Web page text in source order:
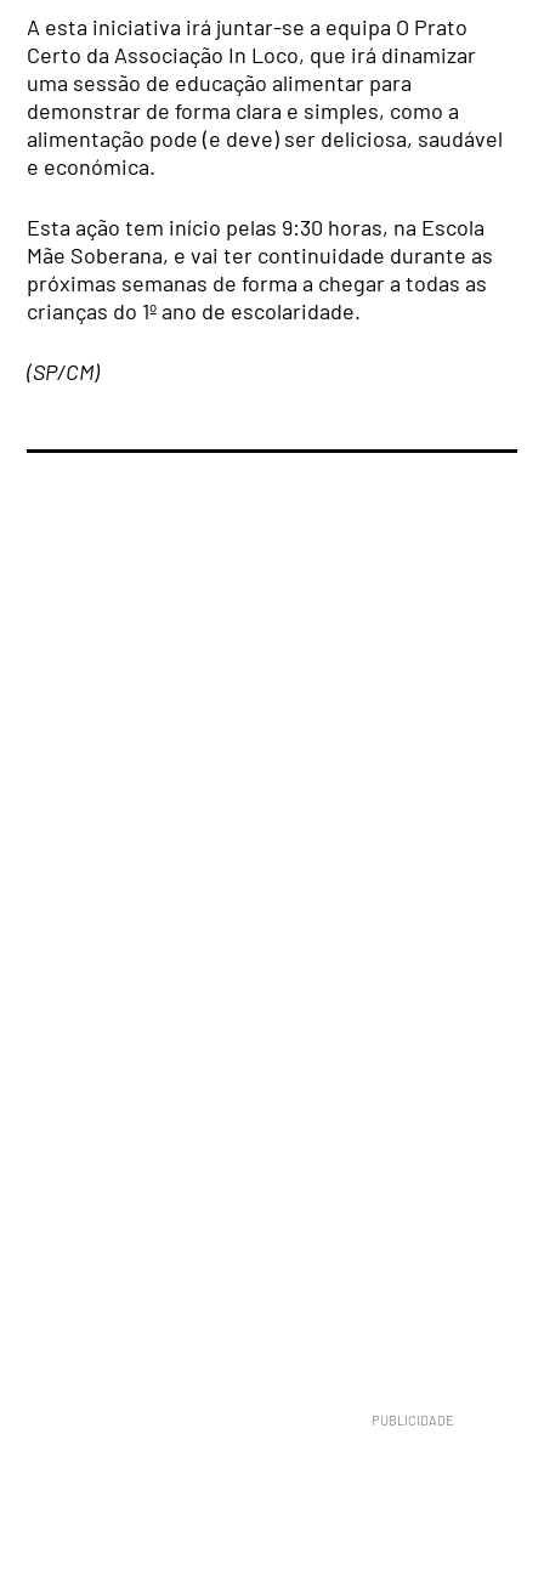
A esta iniciativa irá juntar-se a equipa O Prato
Certo da Associação In Loco, que irá dinamizar
uma sessão de educação alimentar para
demonstrar de forma clara e simples, como a
alimentação pode (e deve) ser deliciosa, saudável
e económica.
Esta ação tem início pelas 9:30 horas, na Escola
Mãe Soberana, e vai ter continuidade durante as
próximas semanas de forma a chegar a todas as
crianças do 1º ano de escolaridade.
(SP/CM)